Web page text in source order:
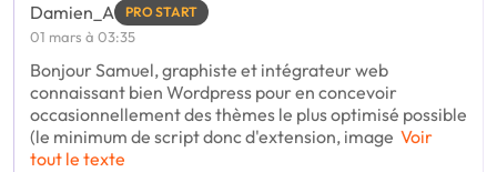
Damien_A PRO START
01 mars à 03:35
Bonjour Samuel, graphiste et intégrateur web
connaissant bien Wordpress pour en concevoir
occasionnellement des thèmes le plus optimisé possible
(le minimum de script donc d'extension, image Voir
tout le texte